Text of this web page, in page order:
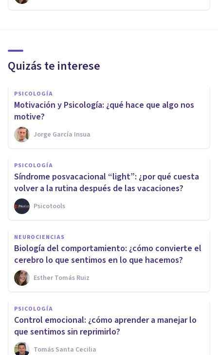
Quizás te interese
PSICOLOGÍA
Motivación y Psicología: ¿qué hace que algo nos
motive?
Jorge García Insua
PSICOLOGÍA
Síndrome posvacacional “light”: ¿por qué cuesta
volver a la rutina después de las vacaciones?
Psicotools
NEUROCIENCIAS
Biología del comportamiento: ¿cómo convierte el
cerebro lo que sentimos en lo que hacemos?
Esther Tomás Ruiz
PSICOLOGÍA
Control emocional: ¿cómo aprender a manejar lo
que sentimos sin reprimirlo?
Tomás Santa Cecilia